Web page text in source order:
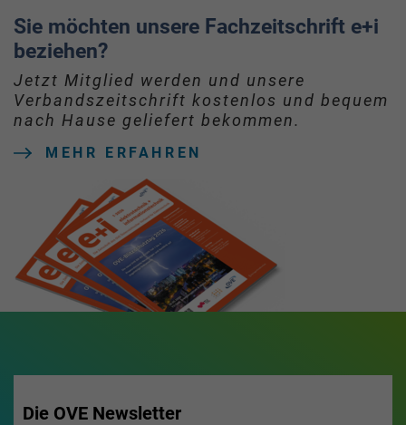
Sie möchten unsere Fachzeitschrift e+i
beziehen?
Jetzt Mitglied werden und unsere
Verbandszeitschrift kostenlos und bequem
nach Hause geliefert bekommen.
MEHR ERFAHREN
Die OVE Newsletter